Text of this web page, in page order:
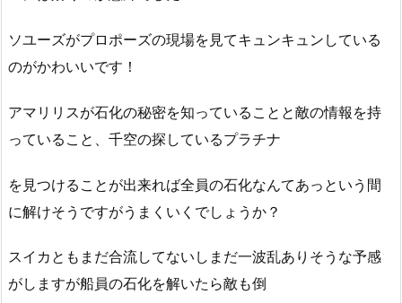
ソユーズがプロポーズの現場を見てキュンキュンしている
のがかわいいです！
アマリリスが石化の秘密を知っていることと敵の情報を持
っていること、千空の探しているプラチナ
を見つけることが出来れば全員の石化なんてあっという間
に解けそうですがうまくいくでしょうか？
スイカともまだ合流してないしまだ一波乱ありそうな予感
がしますが船員の石化を解いたら敵も倒